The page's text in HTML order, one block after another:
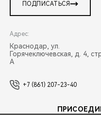
ПОДПИСАТЬСЯ
Адрес:
Краснодар, ул.
Горячеключевская, д. 4,
А
+7 (861) 207-23-40